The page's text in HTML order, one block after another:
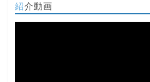
紹介動画